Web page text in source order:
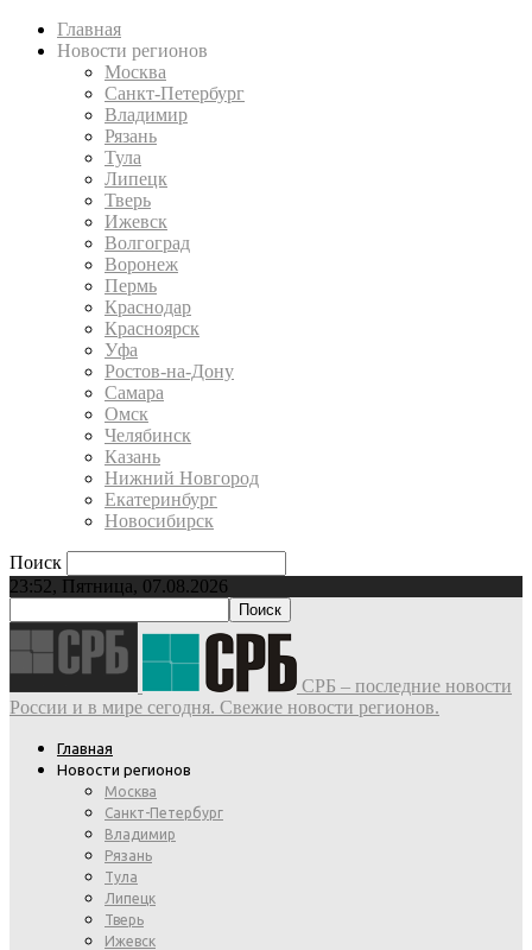
Главная
Новости регионов
Москва
Санкт-Петербург
Владимир
Рязань
Тула
Липецк
Тверь
Ижевск
Волгоград
Воронеж
Пермь
Краснодар
Красноярск
Уфа
Ростов-на-Дону
Самара
Омск
Челябинск
Казань
Нижний Новгород
Екатеринбург
Новосибирск
Поиск
23:52, Пятница, 07.08.2026
СРБ – последние новости
России и в мире сегодня. Свежие новости регионов.
Главная
Новости регионов
Москва
Санкт-Петербург
Владимир
Рязань
Тула
Липецк
Тверь
Ижевск